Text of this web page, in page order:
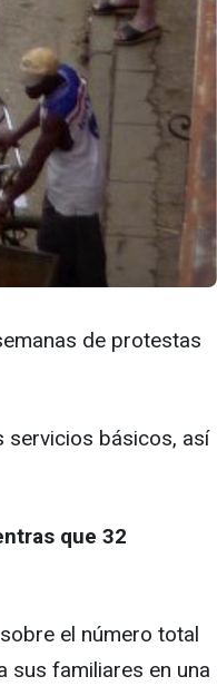
de protestas
servicios básicos, así
que 32
el número total
sus familiares en una